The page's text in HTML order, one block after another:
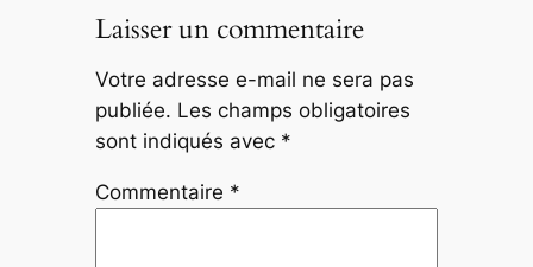
Laisser un commentaire
Votre adresse e-mail ne sera pas
publiée. Les champs obligatoires
sont indiqués avec *
Commentaire *